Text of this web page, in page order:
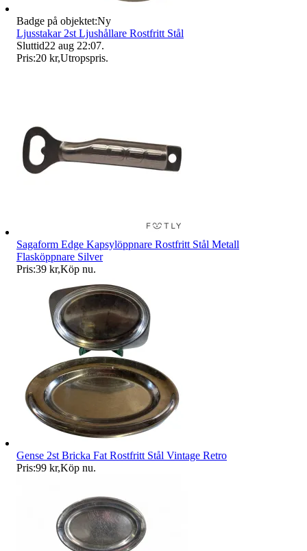
Badge på objektet:Ny
Ljusstakar 2st Ljushållare Rostfritt Stål
Sluttid22 aug 22:07.
Pris:20 kr,Utropspris.
Sagaform Edge Kapsylöppnare Rostfritt Stål Metall
Flasköppnare Silver
Pris:39 kr,Köp nu.
Gense 2st Bricka Fat Rostfritt Stål Vintage Retro
Pris:99 kr,Köp nu.